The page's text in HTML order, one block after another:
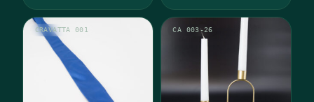
CRAVATTA 001 CA 003-26